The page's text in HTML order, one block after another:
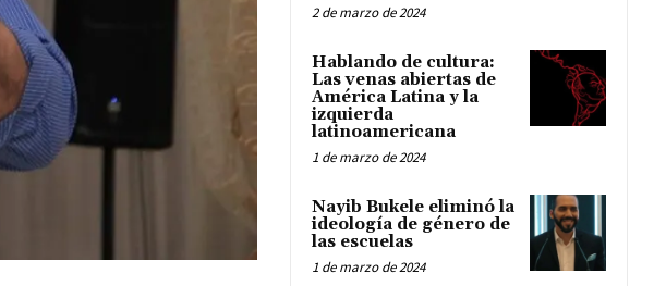
2 de marzo de 2024
Hablando de cultura:
Las venas abiertas de
América Latina y la
izquierda
latinoamericana
1 de marzo de 2024
Nayib Bukele eliminó la
ideología de género de
las escuelas
1 de marzo de 2024